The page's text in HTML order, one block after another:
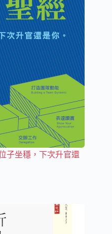
子坐穩，下次升官還